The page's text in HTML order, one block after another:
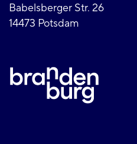
Babelsberger Str. 26
14473 Potsdam